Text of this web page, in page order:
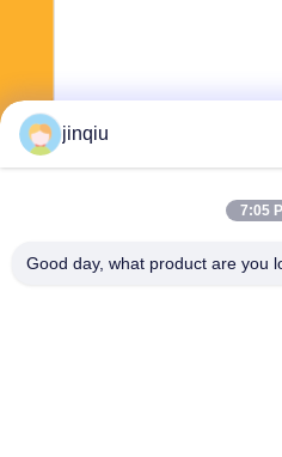
jinqiu
7:05
Good day, what product are you